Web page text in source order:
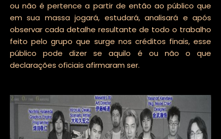
ou não é pertence a partir de então ao público que
em sua massa jogará, estudará, analisará e após
observar cada detalhe resultante de todo o trabalho
feito pelo grupo que surge nos créditos finais, esse
público pode dizer se aquilo é ou não o que
declarações oficiais afirmaram ser.